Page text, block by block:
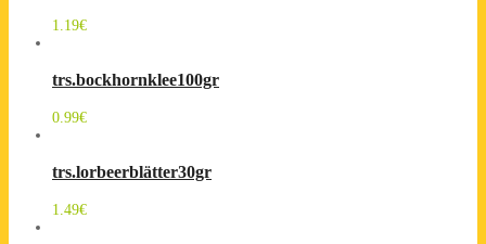
1.19€
trs.bockhornklee100gr
0.99€
trs.lorbeerblätter30gr
1.49€